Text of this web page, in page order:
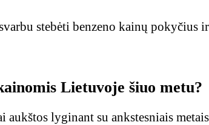
stebėti benzeno kainų pokyčius
Lietuvoje šiuo metu?
lyginant su ankstesniais